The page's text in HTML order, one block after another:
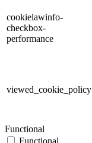
cookielawinfo-
checkbox-
performance
viewed_cookie_policy
Functional
Functional